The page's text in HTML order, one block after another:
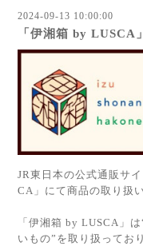
2024-09-13 10:00:00
「伊湘箱 by LUSCA
JR東日本の公式通販サ
CA」にて商品の取り扱
「伊湘箱 by LUSCA」
いもの”を取り扱ってお